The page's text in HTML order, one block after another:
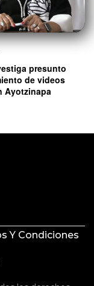
presunto
de videos
Ayotzinapa
Y Condiciones